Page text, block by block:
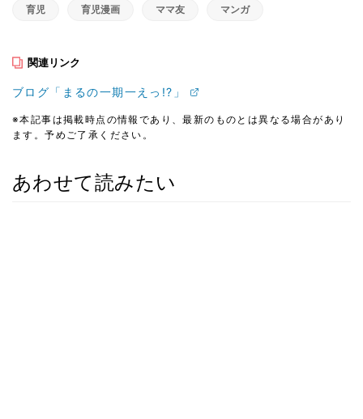
育児 育児漫画 ママ友 マンガ
関連リンク
ブログ「まるの一期一えっ!?」
※本記事は掲載時点の情報であり、最新のものとは異なる場合があり
ます。予めご了承ください。
あわせて読みたい